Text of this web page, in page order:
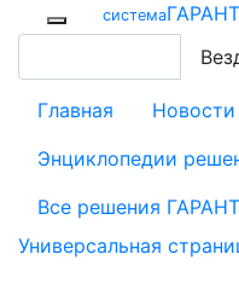
cистемаГАРАНТ
Главная
Энциклопедии
Все решения
Универсальная